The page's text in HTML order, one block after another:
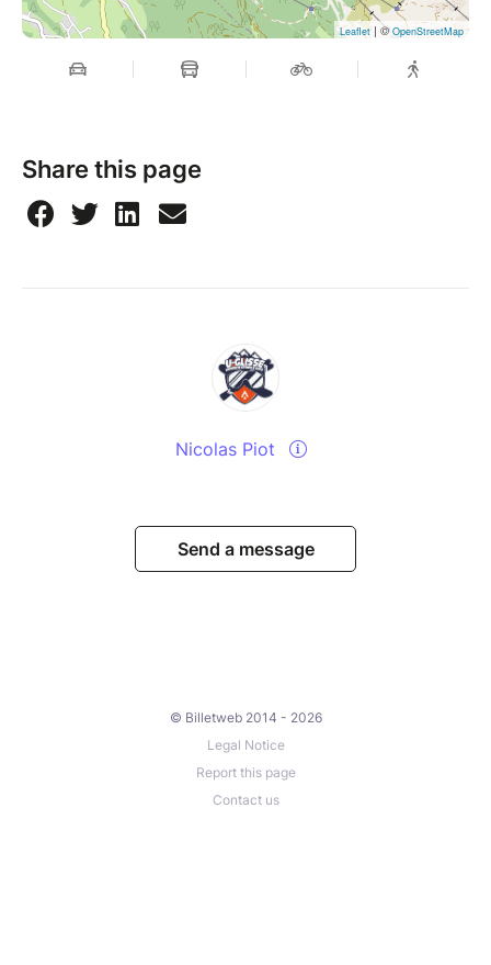
Leaflet| ©OpenStreetMap
Share this page
Nicolas Piot
Send a message
© Billetweb 2014 - 2026
Legal Notice
Report this page
Contact us